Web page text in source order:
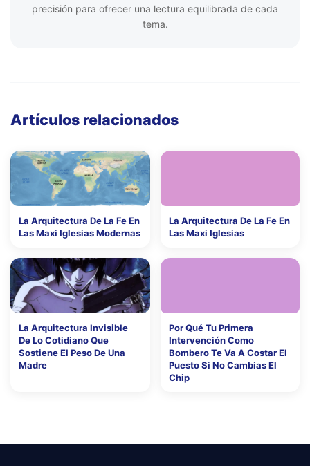
precisión para ofrecer una lectura equilibrada de cada
tema.
Artículos relacionados
La Arquitectura De La Fe En
Las Maxi Iglesias Modernas
La Arquitectura De La Fe En
Las Maxi Iglesias
La Arquitectura Invisible
De Lo Cotidiano Que
Sostiene El Peso De Una
Madre
Por Qué Tu Primera
Intervención Como
Bombero Te Va A Costar El
Puesto Si No Cambias El
Chip